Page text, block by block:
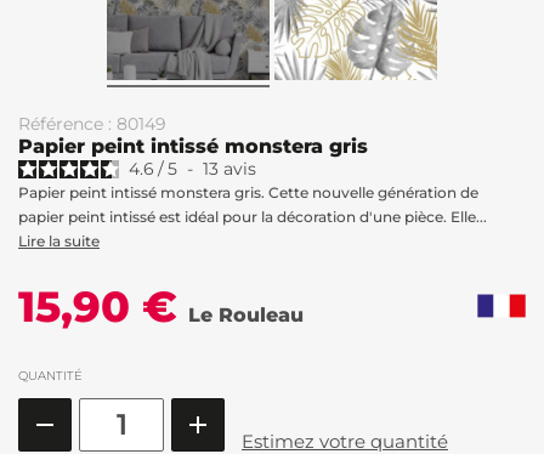
Référence : 80149
Papier peint intissé monstera gris
4.6 /5 - 13 avis
Papier peint intissé monstera gris. Cette nouvelle génération de
papier peint intissé est idéal pour la décoration d'une pièce. Elle...
Lire la suite
15,90 € Le Rouleau
QUANTITÉ
Estimez votre quantité